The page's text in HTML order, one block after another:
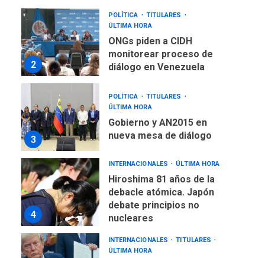
2
POLÍTICA
TITULARES
ÚLTIMA HORA
ONGs piden a CIDH
monitorear proceso de
diálogo en Venezuela
3
POLÍTICA
TITULARES
ÚLTIMA HORA
Gobierno y AN2015 en
nueva mesa de diálogo
4
INTERNACIONALES ÚLTIMA HORA
Hiroshima 81 años de la
debacle atómica. Japón
debate principios no
nucleares
INTERNACIONALES
TITULARES
ÚLTIMA HORA